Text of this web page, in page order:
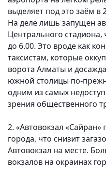
выделяет под это заём в
На деле лишь запущен
Центрального
до 6.00. Это вроде как
таксистам, которые
ворота Алматы и
южной столицы по-
одним из самых
зрения общественного
2. «Автовокзал «Сайран»
города, что снизит
Автовокзал на месте.
вокзалов на окраинах